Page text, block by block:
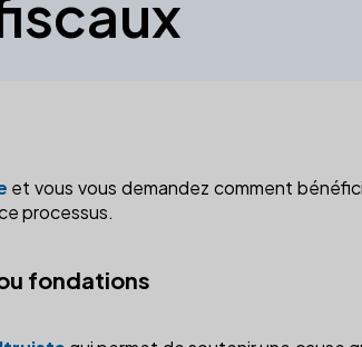
et vous vous demandez comment
processus.
fondations